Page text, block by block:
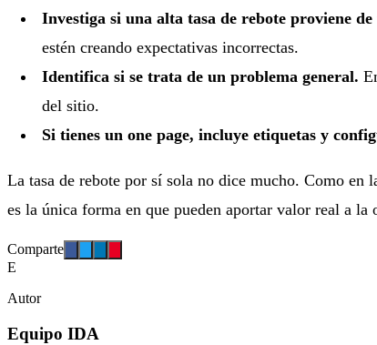
Investiga si una alta tasa de rebote proviene
estén creando expectativas incorrectas.
Identifica si se trata de un problema general.
del sitio.
Si tienes un one page, incluye etiquetas y
La tasa de rebote por sí sola no dice mucho. Como en
es la única forma en que pueden aportar valor real a la
Comparte
E
Autor
Equipo IDA